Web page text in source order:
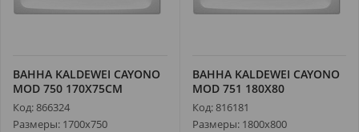
ВАННА KALDEWEI CAYONO
MOD 750 170X75СМ
275000010001
Код: 866324
Размеры: 1700х750
ВАННА KALDEWEI CAYONO
MOD 751 180X80
275100010001
Код: 816181
Размеры: 1800х800